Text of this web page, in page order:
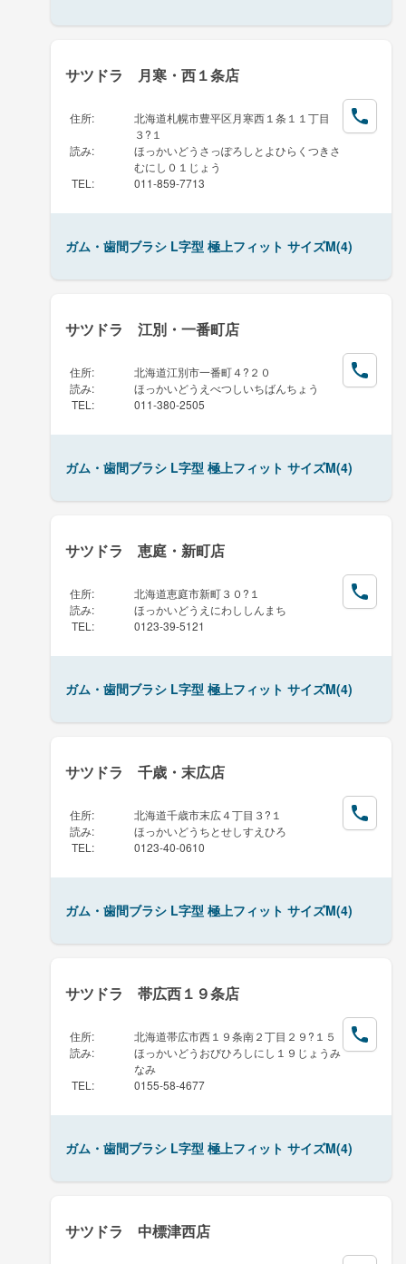
サツドラ 月寒・西１条店
住所:
北海道札幌市豊平区月寒西１条１１丁目
３?１
読み:
ほっかいどうさっぽろしとよひらくつきさ
むにし０１じょう
TEL : 011-859-7713
ガム・歯間ブラシ L字型 極上フィット サイズM(4)
サツドラ 江別・一番町店
住所:
北海道江別市一番町４?２０
読み:
ほっかいどうえべつしいちばんちょう
TEL : 011-380-2505
ガム・歯間ブラシ L字型 極上フィット サイズM(4)
サツドラ 恵庭・新町店
住所:
北海道恵庭市新町３０?１
読み:
ほっかいどうえにわししんまち
TEL : 0123-39-5121
ガム・歯間ブラシ L字型 極上フィット サイズM(4)
サツドラ 千歳・末広店
住所:
北海道千歳市末広４丁目３?１
読み:
ほっかいどうちとせしすえひろ
TEL : 0123-40-0610
ガム・歯間ブラシ L字型 極上フィット サイズM(4)
サツドラ 帯広西１９条店
住所:
北海道帯広市西１９条南２丁目２９?１５
読み:
ほっかいどうおびひろしにし１９じょうみ
なみ
TEL : 0155-58-4677
ガム・歯間ブラシ L字型 極上フィット サイズM(4)
サツドラ 中標津西店